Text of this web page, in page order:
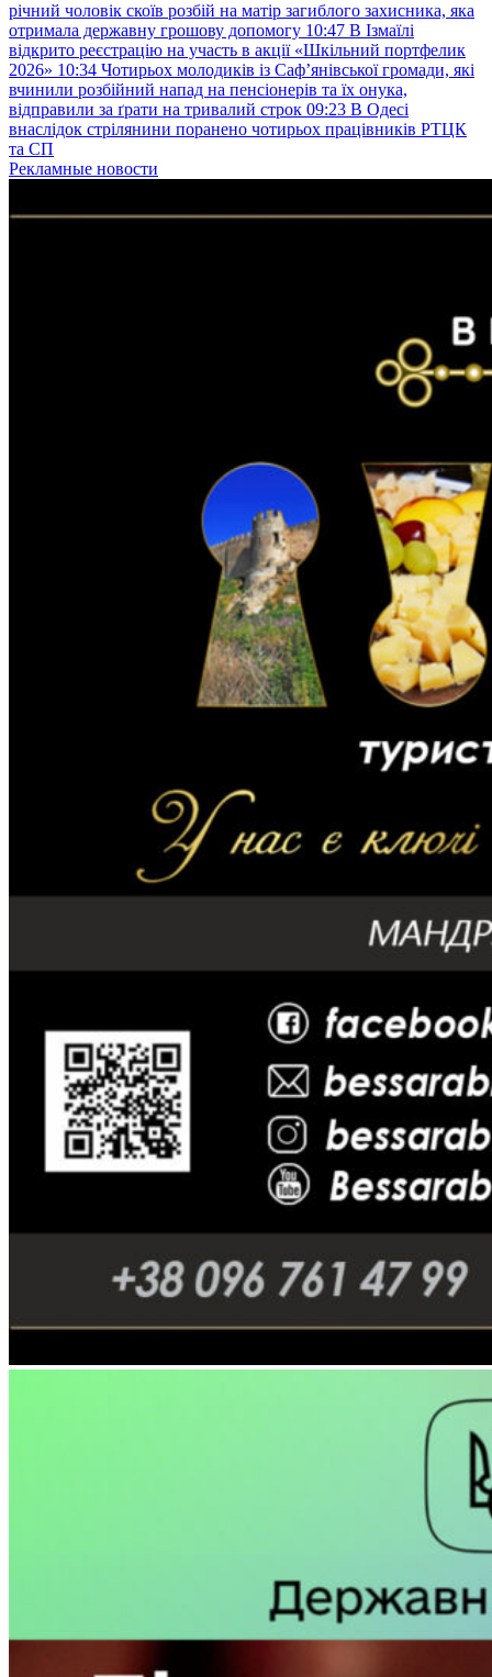
річний чоловік скоїв розбій на матір загиблого захисника, яка
отримала державну грошову допомогу 10:47 В Ізмаїлі
відкрито реєстрацію на участь в акції «Шкільний портфелик
2026» 10:34 Чотирьох молодиків із Саф’янівської громади, які
вчинили розбійний напад на пенсіонерів та їх онука,
відправили за ґрати на тривалий строк 09:23 В Одесі
внаслідок стрілянини поранено чотирьох працівників РТЦК
та СП
Рекламные новости